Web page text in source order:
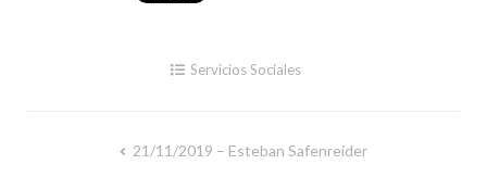
Servicios Sociales
21/11/2019 – Esteban Safenreider